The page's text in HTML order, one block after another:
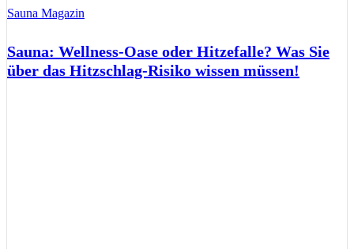
Sauna Magazin
Sauna: Wellness-Oase oder Hitzefalle? Was Sie
über das Hitzschlag-Risiko wissen müssen!